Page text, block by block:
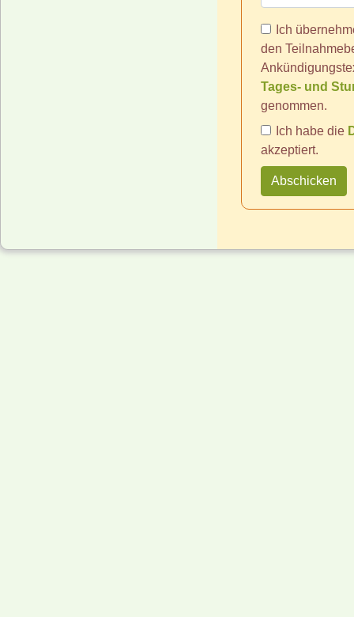
Ich
den
Tages- und
genommen.
Ich habe die
akzeptiert.
Abschicken